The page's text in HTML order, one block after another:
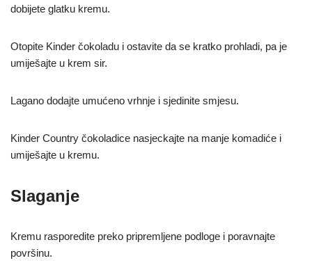
dobijete glatku kremu.
Otopite Kinder čokoladu i ostavite da se kratko prohladi, pa je
umiješajte u krem sir.
Lagano dodajte umućeno vrhnje i sjedinite smjesu.
Kinder Country čokoladice nasjeckajte na manje komadiće i
umiješajte u kremu.
Slaganje
Kremu rasporedite preko pripremljene podloge i poravnajte
površinu.